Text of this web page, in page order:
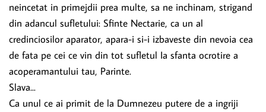
neincetat in primejdii prea multe, sa ne inchinam, strigand
din adancul sufletului: Sfinte Nectarie, ca un al
credinciosilor aparator, apara-i si-i izbaveste din nevoia cea
de fata pe cei ce vin din tot sufletul Ia sfanta ocrotire a
acoperamantului tau, Parinte.
Slava...
Ca unul ce ai primit de la Dumnezeu putere de a ingriji